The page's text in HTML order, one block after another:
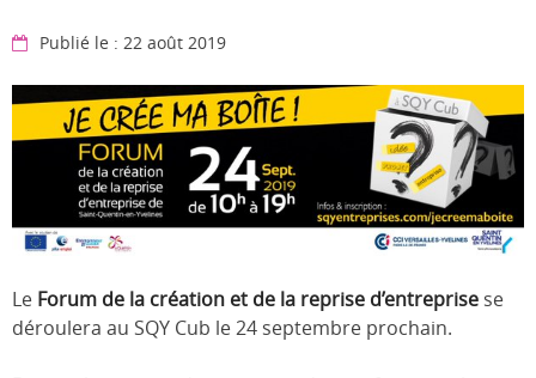
Publié le : 22 août 2019
Le Forum de la création et de la reprise d’entreprise se
déroulera au SQY Cub le 24 septembre prochain.